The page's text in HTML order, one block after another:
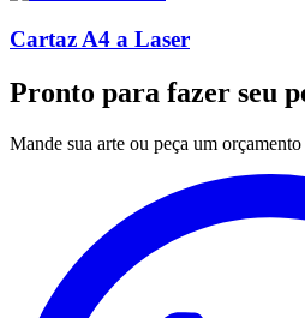
Cartaz A4 a Laser
Pronto para fazer seu
Mande sua arte ou peça um